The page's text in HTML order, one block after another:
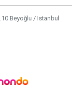
Beyoğlu / Istanbul